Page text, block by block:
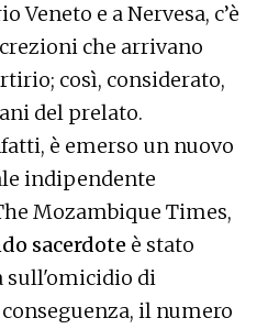
Veneto e a Nervesa, c’è
che arrivano
così, considerato,
del prelato.
è emerso un nuovo
indipendente
Mozambique Times,
sacerdote è stato
sull'omicidio di
il numero